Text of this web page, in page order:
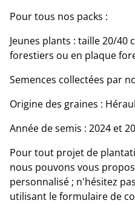
Pour tous nos packs :
Jeunes plants : taille 20/40
forestiers ou en plaque
Semences collectées par
Origine des graines :
Année de semis : 2024 et
Pour tout projet de
nous pouvons vous
personnalisé ; n'hésitez
utilisant le formulaire de